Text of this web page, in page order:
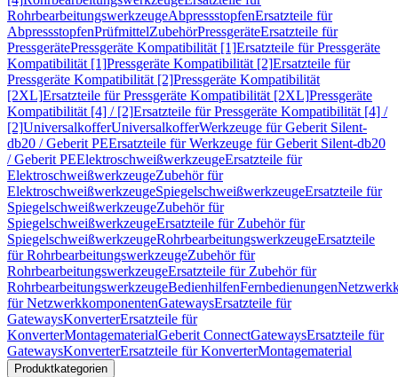
RohrbearbeitungswerkzeugeAbpressstopfenErsatzteile für
AbpressstopfenPrüfmittelZubehörPressgeräteErsatzteile für
PressgerätePressgeräte Kompatibilität [1]Ersatzteile für Pressgeräte
Kompatibilität [1]Pressgeräte Kompatibilität [2]Ersatzteile für
Pressgeräte Kompatibilität [2]Pressgeräte Kompatibilität
[2XL]Ersatzteile für Pressgeräte Kompatibilität [2XL]Pressgeräte
Kompatibilität [4] / [2]Ersatzteile für Pressgeräte Kompatibilität [4] /
[2]UniversalkofferUniversalkofferWerkzeuge für Geberit Silent-
db20 / Geberit PEErsatzteile für Werkzeuge für Geberit Silent-db20
/ Geberit PEElektroschweißwerkzeugeErsatzteile für
ElektroschweißwerkzeugeZubehör für
ElektroschweißwerkzeugeSpiegelschweißwerkzeugeErsatzteile für
SpiegelschweißwerkzeugeZubehör für
SpiegelschweißwerkzeugeErsatzteile für Zubehör für
SpiegelschweißwerkzeugeRohrbearbeitungswerkzeugeErsatzteile
für RohrbearbeitungswerkzeugeZubehör für
RohrbearbeitungswerkzeugeErsatzteile für Zubehör für
RohrbearbeitungswerkzeugeBedienhilfenFernbedienungen
für NetzwerkkomponentenGatewaysErsatzteile für
GatewaysKonverterErsatzteile für
KonverterMontagematerialGeberit ConnectGatewaysErsatzteile für
GatewaysKonverterErsatzteile für KonverterMontagematerial
Produktkategorien